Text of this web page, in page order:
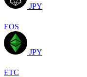
JPY
EOS
JPY
ETC